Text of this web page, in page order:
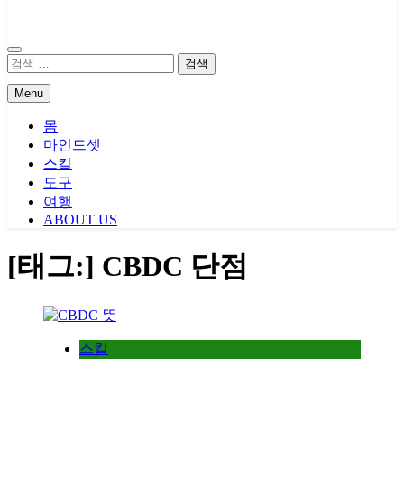
검
Menu
몸
마인드셋
스킬
도구
여행
ABOUT US
[태그:] CBDC 단점
스킬